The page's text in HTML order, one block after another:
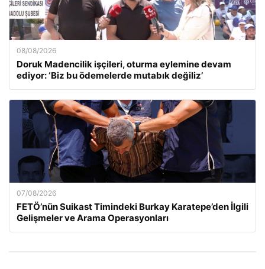
08/08/2026
Doruk Madencilik işçileri, oturma eylemine devam
ediyor: ‘Biz bu ödemelerde mutabık değiliz’
07/08/2026
FETÖ’nün Suikast Timindeki Burkay Karatepe’den İlgili
Gelişmeler ve Arama Operasyonları